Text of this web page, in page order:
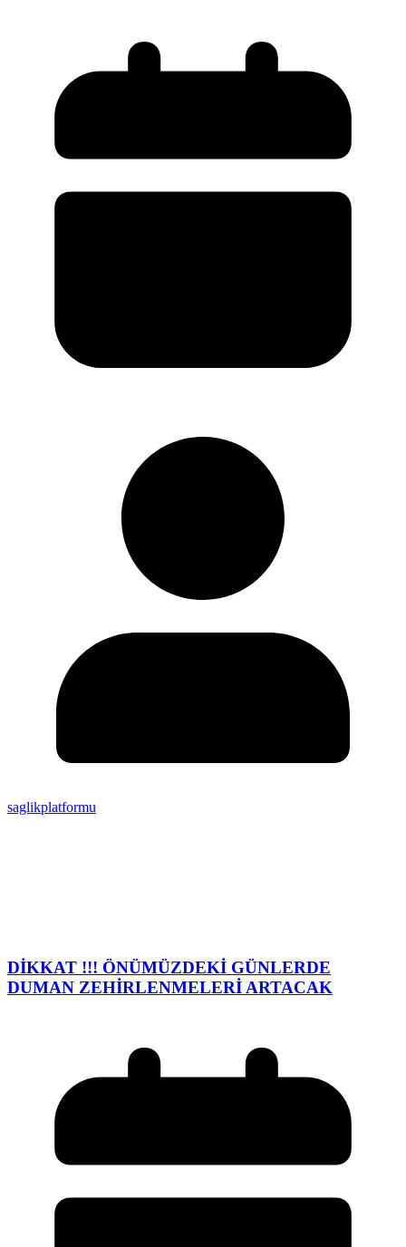
saglikplatformu
DİKKAT !!! ÖNÜMÜZDEKİ GÜNLERDE
DUMAN ZEHİRLENMELERİ ARTACAK